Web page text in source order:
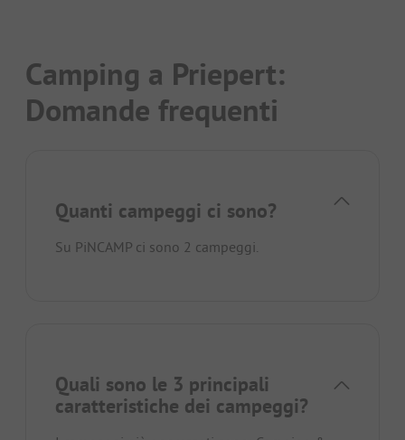
Camping a Priepert:
Domande frequenti
Quanti campeggi ci sono?
Su PiNCAMP ci sono 2 campeggi.
Quali sono le 3 principali
caratteristiche dei campeggi?